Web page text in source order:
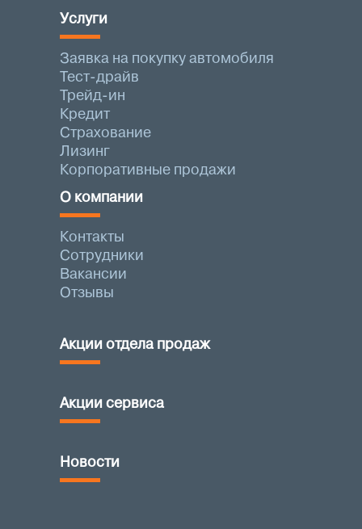
Услуги
Заявка на покупку автомобиля
Тест-драйв
Трейд-ин
Кредит
Страхование
Лизинг
Корпоративные продажи
О компании
Контакты
Сотрудники
Вакансии
Отзывы
Акции отдела продаж
Акции сервиса
Новости